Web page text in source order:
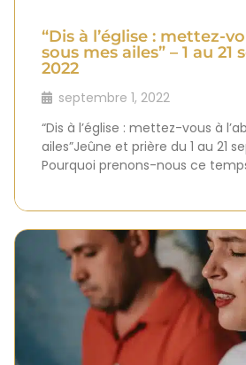
“Dis à l’église : mettez-
sous mes ailes” – 1 au 21
2022
septembre 1, 2022
“Dis à l’église : mettez-vous à
ailes”Jeûne et prière du 1 au 21
Pourquoi prenons-nous ce